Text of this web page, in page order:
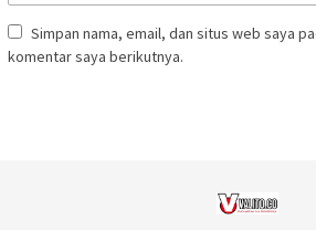
Simpan nama, email, dan situs web saya
komentar saya berikutnya.